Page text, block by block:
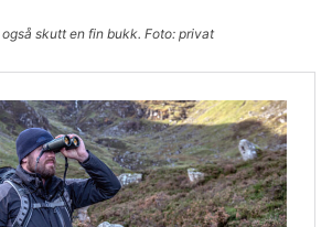
skutt en fin bukk. Foto: privat